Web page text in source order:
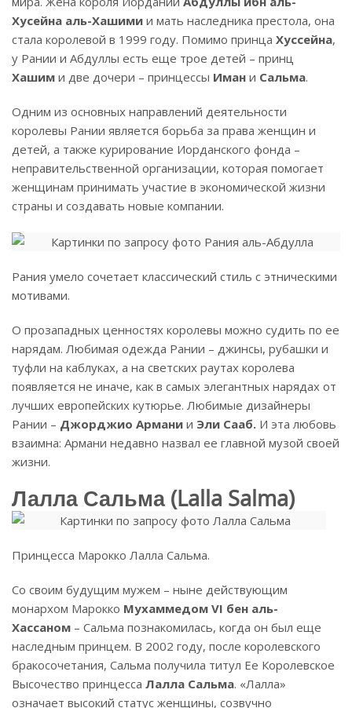
Хусейна аль-Хашими и мать наследника престола, она
стала королевой в 1999 году. Помимо принца Хуссейна,
у Рании и Абдуллы есть еще трое детей – принц
Хашим и две дочери – принцессы Иман и Сальма.
Одним из основных направлений деятельности
королевы Рании является борьба за права женщин и
детей, а также курирование Иорданского фонда –
неправительственной организации, которая помогает
женщинам принимать участие в экономической жизни
страны и создавать новые компании.
Рания умело сочетает классический стиль с этническими
мотивами.
О прозападных ценностях королевы можно судить по ее
нарядам. Любимая одежда Рании – джинсы, рубашки и
туфли на каблуках, а на светских раутах королева
появляется не иначе, как в самых элегантных нарядах от
лучших европейских кутюрье. Любимые дизайнеры
Рании – Джорджио Армани и Эли Сааб. И эта любовь
взаимна: Армани недавно назвал ее главной музой своей
жизни.
Лалла Сальма (Lalla Salma)
Принцесса Марокко Лалла Сальма.
Со своим будущим мужем – ныне действующим
монархом Марокко Мухаммедом VI бен аль-
Хассаном – Сальма познакомилась, когда он был еще
наследным принцем. В 2002 году, после королевского
бракосочетания, Сальма получила титул Ее Королевское
Высочество принцесса Лалла Сальма. «Лалла»
означает высокий статус женщины, созвучно